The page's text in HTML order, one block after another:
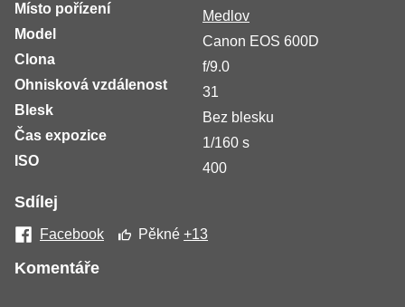
Místo pořízení
Medlov
Model
Canon EOS 600D
Clona
f/9.0
Ohnisková vzdálenost
31
Blesk
Bez blesku
Čas expozice
1/160 s
ISO
400
Sdílej
Facebook Pěkné+13
Komentáře